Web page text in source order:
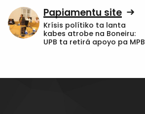
Papiamentu site
Krísis polítiko ta lanta
kabes atrobe na Boneiru:
UPB ta retirá apoyo pa MPB